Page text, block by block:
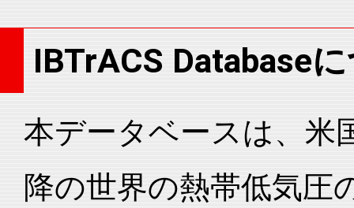
MM
2002073S16161 2002 15 SP MM
IBTrACS Database
本データベースは、米
降の世界の熱帯低気圧